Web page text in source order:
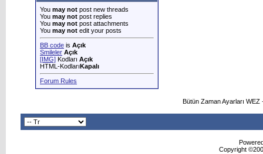
You may not post new threads
You may not post replies
You may not post attachments
You may not edit your posts
BB code is Açık
Smileler Açık
[IMG] Kodları Açık
HTML-KodlarıKapalı
Forum Rules
Bütün Zaman Ayarları
Copyright